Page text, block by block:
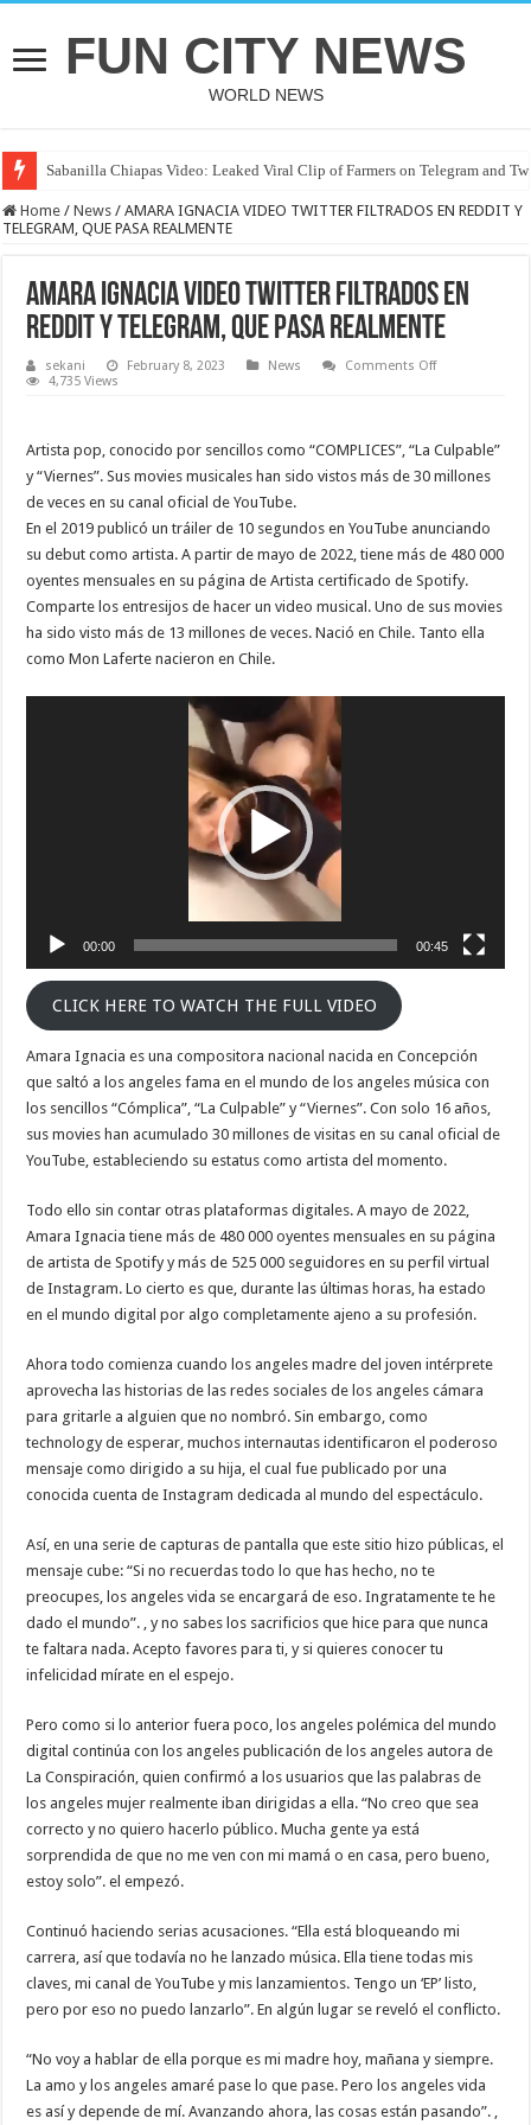
FUN CITY NEWS
WORLD NEWS
Sabanilla Chiapas Video: Leaked Viral Clip of Farmers on Telegram and
Home / News / AMARA IGNACIA VIDEO TWITTER FILTRADOS EN REDDIT Y
TELEGRAM, QUE PASA REALMENTE
AMARA IGNACIA VIDEO TWITTER FILTRADOS EN
REDDIT Y TELEGRAM, QUE PASA REALMENTE
sekani February 8, 2023 News Comments Offon
FILTRADOS
EN
REDDIT
QUE
PASA
REALMENTE
4,735 Views
Artista pop, conocido por sencillos como “COMPLICES”, “La Culpable”
y “Viernes”. Sus movies musicales han sido vistos más de 30 millones
de veces en su canal oficial de YouTube.
En el 2019 publicó un tráiler de 10 segundos en YouTube anunciando
su debut como artista. A partir de mayo de 2022, tiene más de 480 000
oyentes mensuales en su página de Artista certificado de Spotify.
Comparte los entresijos de hacer un video musical. Uno de sus movies
ha sido visto más de 13 millones de veces. Nació en Chile. Tanto ella
como Mon Laferte nacieron en Chile.
00:00 00:45
CLICK HERE TO WATCH THE FULL VIDEO
Amara Ignacia es una compositora nacional nacida en Concepción
que saltó a los angeles fama en el mundo de los angeles música con
los sencillos “Cómplica”, “La Culpable” y “Viernes”. Con solo 16 años,
sus movies han acumulado 30 millones de visitas en su canal oficial de
YouTube, estableciendo su estatus como artista del momento.
Todo ello sin contar otras plataformas digitales. A mayo de 2022,
Amara Ignacia tiene más de 480 000 oyentes mensuales en su página
de artista de Spotify y más de 525 000 seguidores en su perfil virtual
de Instagram. Lo cierto es que, durante las últimas horas, ha estado
en el mundo digital por algo completamente ajeno a su profesión.
Ahora todo comienza cuando los angeles madre del joven intérprete
aprovecha las historias de las redes sociales de los angeles cámara
para gritarle a alguien que no nombró. Sin embargo, como
technology de esperar, muchos internautas identificaron el poderoso
mensaje como dirigido a su hija, el cual fue publicado por una
conocida cuenta de Instagram dedicada al mundo del espectáculo.
Así, en una serie de capturas de pantalla que este sitio hizo públicas, el
mensaje cube: “Si no recuerdas todo lo que has hecho, no te
preocupes, los angeles vida se encargará de eso. Ingratamente te he
dado el mundo”. , y no sabes los sacrificios que hice para que nunca
te faltara nada. Acepto favores para ti, y si quieres conocer tu
infelicidad mírate en el espejo.
Pero como si lo anterior fuera poco, los angeles polémica del mundo
digital continúa con los angeles publicación de los angeles autora de
La Conspiración, quien confirmó a los usuarios que las palabras de
los angeles mujer realmente iban dirigidas a ella. “No creo que sea
correcto y no quiero hacerlo público. Mucha gente ya está
sorprendida de que no me ven con mi mamá o en casa, pero bueno,
estoy solo”. el empezó.
Continuó haciendo serias acusaciones. “Ella está bloqueando mi
carrera, así que todavía no he lanzado música. Ella tiene todas mis
claves, mi canal de YouTube y mis lanzamientos. Tengo un ‘EP’ listo,
pero por eso no puedo lanzarlo”. En algún lugar se reveló el conflicto.
“No voy a hablar de ella porque es mi madre hoy, mañana y siempre.
La amo y los angeles amaré pase lo que pase. Pero los angeles vida
es así y depende de mí. Avanzando ahora, las cosas están pasando”. ,